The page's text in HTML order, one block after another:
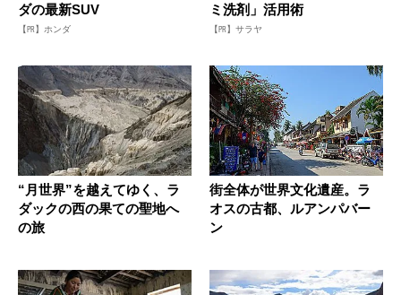
ダの最新SUV
【PR】ホンダ
ミ洗剤」活用術
【PR】サラヤ
“月世界”を越えてゆく、ラ
ダックの西の果ての聖地へ
の旅
街全体が世界文化遺産。ラ
オスの古都、ルアンパバー
ン